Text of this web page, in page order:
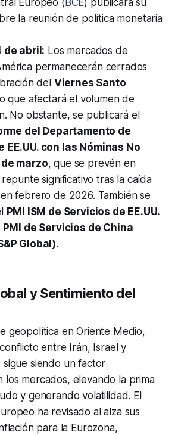
Europeo ( BCE) publicará su
la reunión de política monetaria
de abril: Los mercados de
permanecerán cerrados
del Viernes Santo
que afectará el volumen de
No obstante, se publicará el
del Departamento de
EE.UU. con las Nóminas No
marzo, que se prevén en
significativo tras la caída
febrero de 2026. También se
PMI ISM de Servicios de EE.UU.
PMI de Servicios de China
Global).
y Sentimiento del
geopolítica en Oriente Medio,
entre Irán, Israel y
sigue siendo un factor
los mercados, elevando la prima
y generando volatilidad. El
ha revisado al alza sus
para la Eurozona,